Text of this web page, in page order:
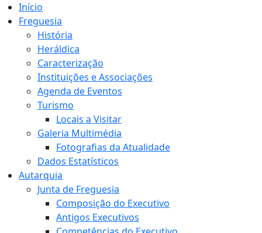
Início
Freguesia
História
Heráldica
Caracterização
Instituições e Associações
Agenda de Eventos
Turismo
Locais a Visitar
Galeria Multimédia
Fotografias da Atualidade
Dados Estatísticos
Autarquia
Junta de Freguesia
Composição do Executivo
Antigos Executivos